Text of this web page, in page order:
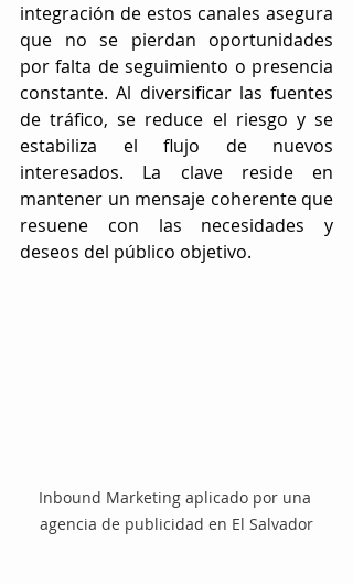
integración de estos canales asegura
que no se pierdan oportunidades
por falta de seguimiento o presencia
constante. Al diversificar las fuentes
de tráfico, se reduce el riesgo y se
estabiliza el flujo de nuevos
interesados. La clave reside en
mantener un mensaje coherente que
resuene con las necesidades y
deseos del público objetivo.
Inbound Marketing aplicado por una
agencia de publicidad en El Salvador